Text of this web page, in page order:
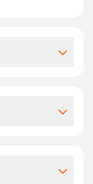
jako
€ 22,13 za